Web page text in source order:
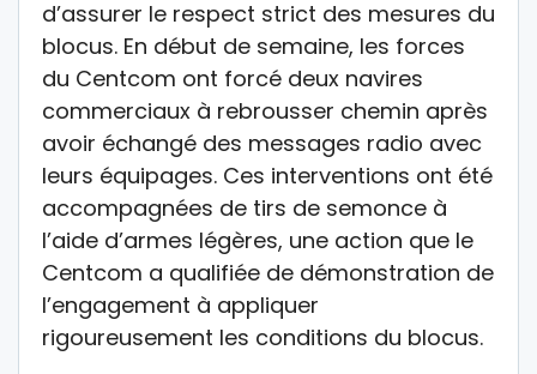
d’assurer le respect strict des mesures du
blocus. En début de semaine, les forces
du Centcom ont forcé deux navires
commerciaux à rebrousser chemin après
avoir échangé des messages radio avec
leurs équipages. Ces interventions ont été
accompagnées de tirs de semonce à
l’aide d’armes légères, une action que le
Centcom a qualifiée de démonstration de
l’engagement à appliquer
rigoureusement les conditions du blocus.